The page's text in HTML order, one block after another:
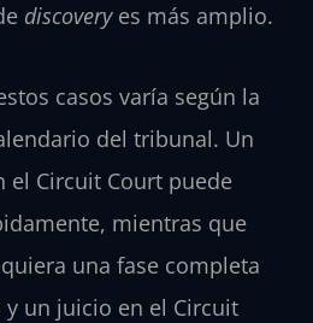
discoveryes más amplio.
casos varía según la
del tribunal. Un
el Circuit Court puede
mientras que
una fase completa
un juicio en el Circuit